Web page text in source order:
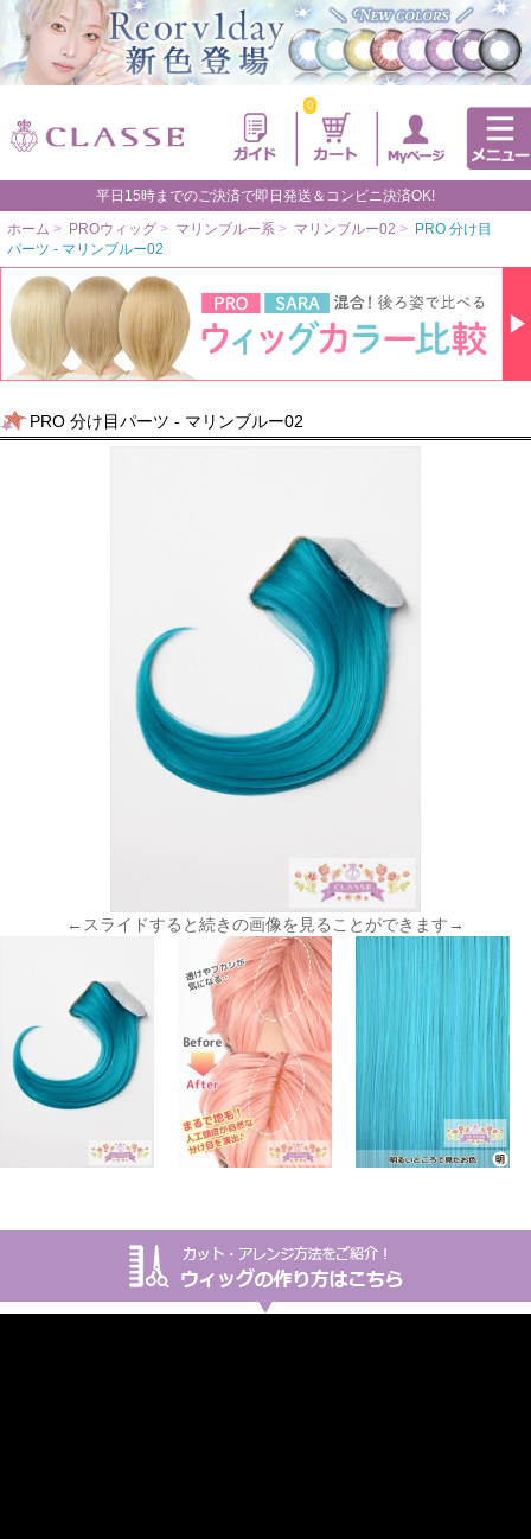
0
平日15時までのご決済で即日発送＆コンビニ決済OK!
ホーム > PROウィッグ > マリンブルー系 > マリンブルー02 > PRO 分け目
パーツ - マリンブルー02
PRO 分け目パーツ - マリンブルー02
←スライドすると続きの画像を見ることができます→